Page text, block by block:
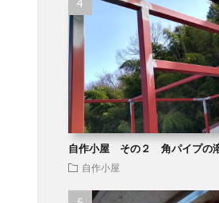
自作小屋 その２ 角パイプの
自作小屋